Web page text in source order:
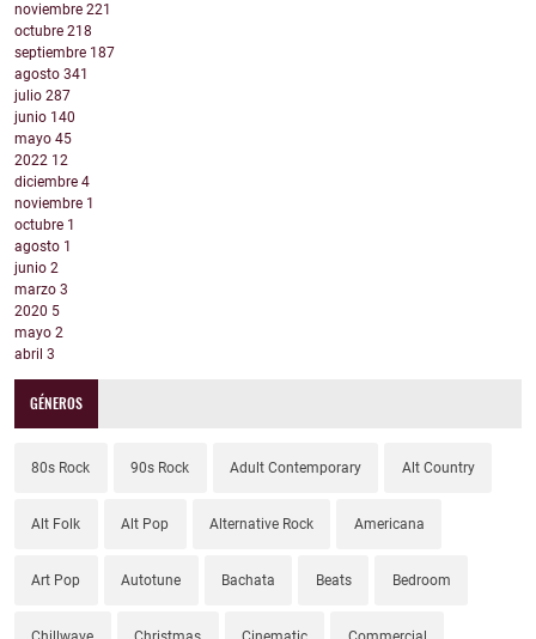
noviembre 221
octubre 218
septiembre 187
agosto 341
julio 287
junio 140
mayo 45
2022 12
diciembre 4
noviembre 1
octubre 1
agosto 1
junio 2
marzo 3
2020 5
mayo 2
abril 3
GÉNEROS
80s Rock 90s Rock Adult Contemporary Alt Country
Alt Folk Alt Pop Alternative Rock Americana
Art Pop Autotune Bachata Beats Bedroom